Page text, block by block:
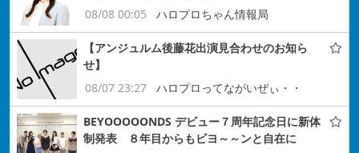
08/08 00:05
ハロプロちゃん情報局
【アンジュルム後藤花出演見合わせのお知ら
せ】
08/07 23:27
ハロプロってながいぜぃ・・
BEYOOOOONDS デビュー７周年記念日に新体
制発表 ８年目からもビヨ～～ンと自在に